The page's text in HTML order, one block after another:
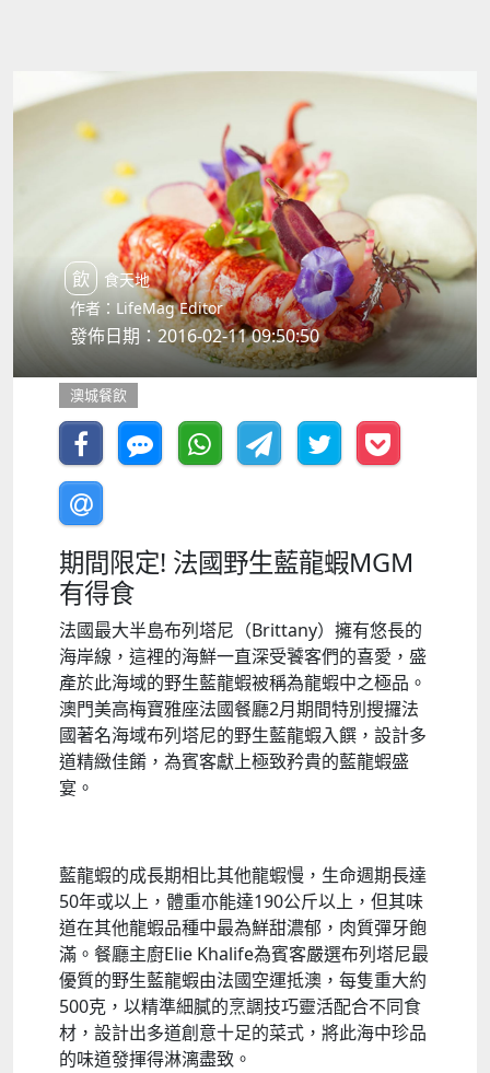
飲食天地
作者：LifeMag Editor
發佈日期：2016-02-11 09:50:50
澳城餐飲
期間限定! 法國野生藍龍蝦MGM
有得食
法國最大半島布列塔尼（Brittany）擁有悠長的
海岸線，這裡的海鮮一直深受饕客們的喜愛，盛
產於此海域的野生藍龍蝦被稱為龍蝦中之極品。
澳門美高梅寶雅座法國餐廳2月期間特別搜攞法
國著名海域布列塔尼的野生藍龍蝦入饌，設計多
道精緻佳餚，為賓客獻上極致矜貴的藍龍蝦盛
宴。
藍龍蝦的成長期相比其他龍蝦慢，生命週期長達
50年或以上，體重亦能達190公斤以上，但其味
道在其他龍蝦品種中最為鮮甜濃郁，肉質彈牙飽
滿。餐廳主廚Elie Khalife為賓客嚴選布列塔尼最
優質的野生藍龍蝦由法國空運抵澳，每隻重大約
500克，以精準細膩的烹調技巧靈活配合不同食
材，設計出多道創意十足的菜式，將此海中珍品
的味道發揮得淋漓盡致。